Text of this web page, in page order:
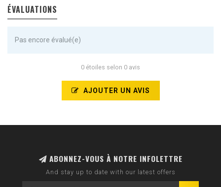
ÉVALUATIONS
Pas encore évalué(e)
0 étoiles selon 0 avis
AJOUTER UN AVIS
ABONNEZ-VOUS À NOTRE INFOLETTRE
And stay up to date with our latest offers